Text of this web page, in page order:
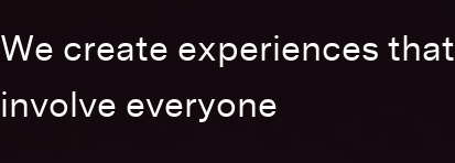
We create experiences that
involve everyone